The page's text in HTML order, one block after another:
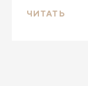
ЧИТАТЬ